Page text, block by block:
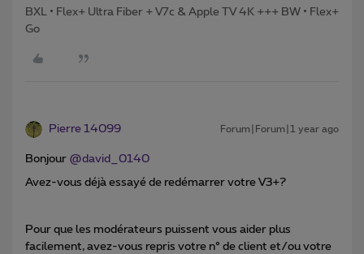
BXL • Flex+ Ultra Fiber + V7c & Apple TV 4K +++ BW • Flex+
Go
Pierre 14099 Forum|Forum|1 year ago
Bonjour @david_0140
Avez-vous déjà essayé de redémarrer votre V3+?
Pour que les modérateurs puissent vous aider plus
facilement, avez-vous repris votre n° de client et/ou votre